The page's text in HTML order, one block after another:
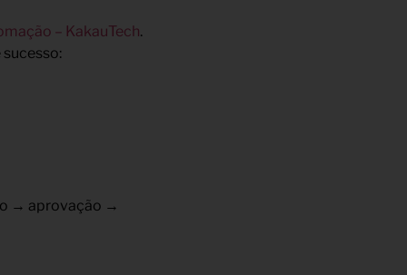
– KakauTech.
→ aprovação →